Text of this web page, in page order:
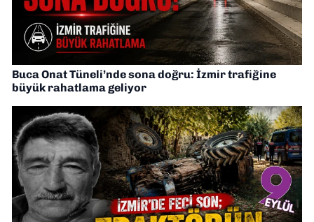
Buca Onat Tüneli’nde sona doğru: İzmir trafiğine
büyük rahatlama geliyor